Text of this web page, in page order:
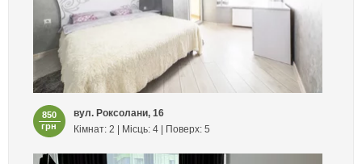
850
грн
вул. Роксолани, 16
Кімнат: 2 | Місць: 4 | Поверх: 5